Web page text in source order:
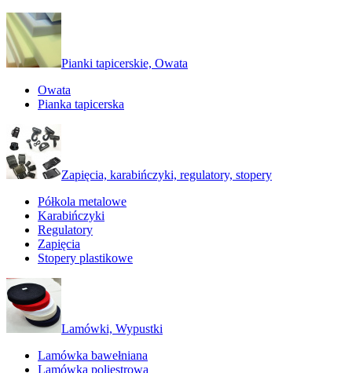
Pianki tapicerskie, Owata
Owata
Pianka tapicerska
Zapięcia, karabińczyki, regulatory, stopery
Półkola metalowe
Karabińczyki
Regulatory
Zapięcia
Stopery plastikowe
Lamówki, Wypustki
Lamówka bawełniana
Lamówka poliestrowa